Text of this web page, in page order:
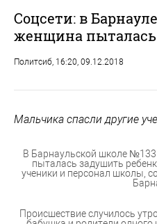
Соцсети: в
женщина пыталась
Политсиб, 16:20, 09.12.2018
Мальчика спасли другие
В Барнаульской школе №133
пыталась задушить
ученики и персонал школы,
Происшествие случилось